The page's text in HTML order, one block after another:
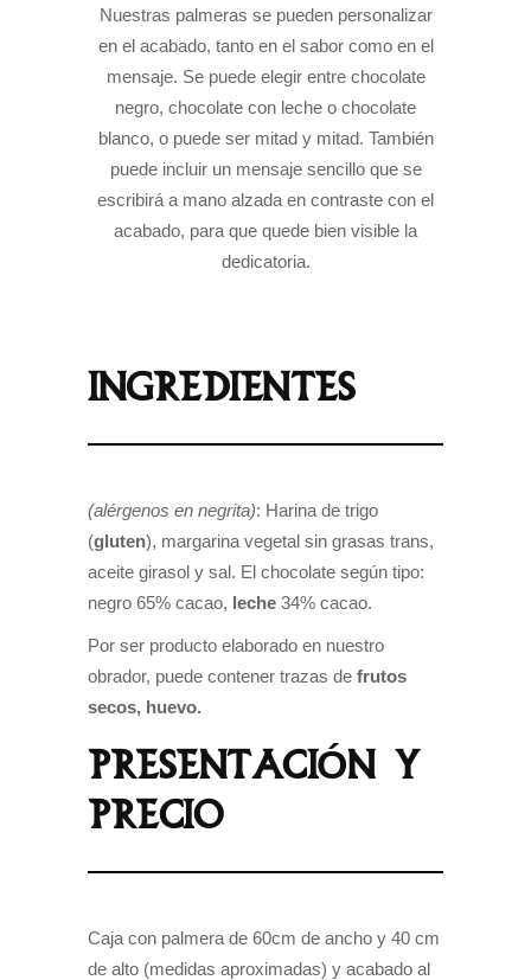
Nuestras palmeras se pueden personalizar
en el acabado, tanto en el sabor como en el
mensaje. Se puede elegir entre chocolate
negro, chocolate con leche o chocolate
blanco, o puede ser mitad y mitad. También
puede incluir un mensaje sencillo que se
escribirá a mano alzada en contraste con el
acabado, para que quede bien visible la
dedicatoria.
INGREDIENTES
(alérgenos en negrita): Harina de trigo
(gluten), margarina vegetal sin grasas trans,
aceite girasol y sal. El chocolate según tipo:
negro 65% cacao, leche 34% cacao.
Por ser producto elaborado en nuestro
obrador, puede contener trazas de frutos
secos, huevo.
PRESENTACIÓN Y
PRECIO
Caja con palmera de 60cm de ancho y 40 cm
de alto (medidas aproximadas) y acabado al